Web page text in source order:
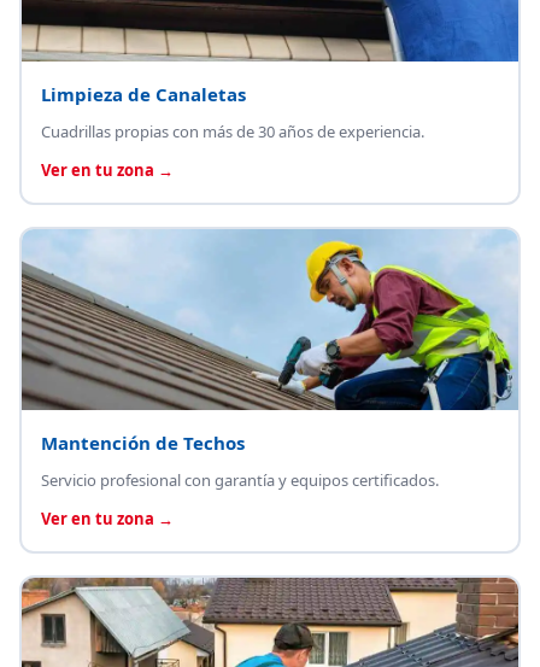
Limpieza de Canaletas
Cuadrillas propias con más de 30 años de experiencia.
Ver en tu zona →
Mantención de Techos
Servicio profesional con garantía y equipos certificados.
Ver en tu zona →